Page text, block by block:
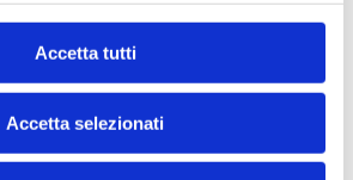
Accetta tutti
Accetta selezionati